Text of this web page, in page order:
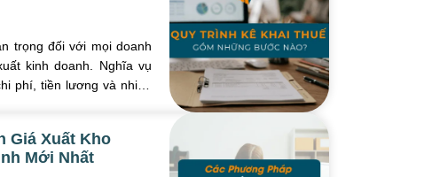
trọng đối với mọi doanh
kinh doanh. Nghĩa vụ
phí, tiền lương và nhiều
Giá Xuất Kho
Mới Nhất